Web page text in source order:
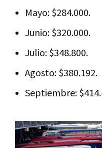
Mayo: $284.000.
Junio: $320.000.
Julio: $348.800.
Agosto: $380.192.
Septiembre: